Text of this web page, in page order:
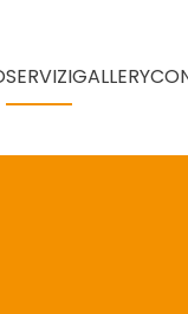
SERVIZIGALLERY